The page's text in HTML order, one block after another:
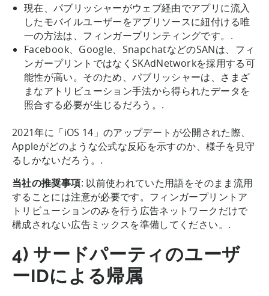
現在、パブリッシャーがウェブ経由でアプリに流入
したモバイルユーザーをアプリソースに紐付ける唯
一の方法は、フィンガープリンティングです。.
Facebook、Google、SnapchatなどのSANは、フィ
ンガープリントではなくSKAdNetworkを採用する可
能性が高い。そのため、パブリッシャーは、さまざ
まなアトリビューション手法から得られたデータを
照合する必要が生じるだろう。.
2021年に「iOS 14」のアップデートが公開された際、
Appleがどのような公式な反応を示すのか、様子を見守
るしかないだろう。.
当社の推奨事項: 以前使われていた用語をそのまま流用
することには注意が必要です。フィンガープリントア
トリビューションのみを行う広告ネットワークだけで
構成されない広告ミックスを準備してください。.
4) サードパーティのユーザ
ーIDによる帰属